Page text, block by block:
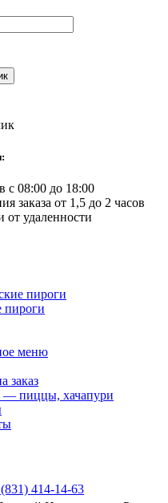
c 08:00 до 18:00
заказа от 1,5 до 2 часов
от удаленности
пироги
пироги
меню
заказ
— пиццы, хачапури
414-14-63